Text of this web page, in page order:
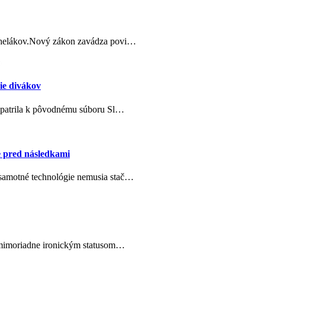
zákon zavádza povi…
divákov
k pôvodnému súboru Sl…
následkami
technológie nemusia stač…
ironickým statusom…